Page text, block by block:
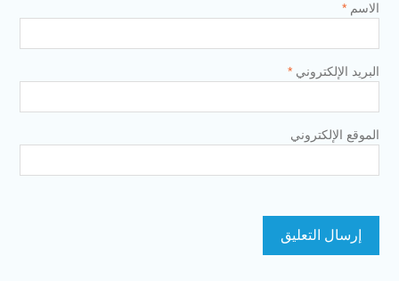
الاسم *
البريد الإلكتروني *
الموقع الإلكتروني